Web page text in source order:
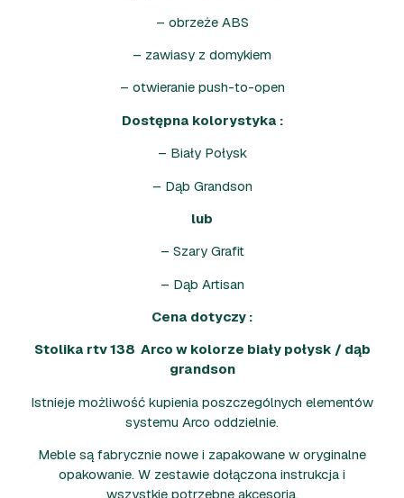
– obrzeże ABS
– zawiasy z domykiem
– otwieranie push-to-open
Dostępna kolorystyka :
– Biały Połysk
– Dąb Grandson
lub
– Szary Grafit
– Dąb Artisan
Cena dotyczy :
Stolika rtv 138 Arco w kolorze biały połysk / dąb
grandson
Istnieje możliwość kupienia poszczególnych elementów
systemu Arco oddzielnie.
Meble są fabrycznie nowe i zapakowane w oryginalne
opakowanie. W zestawie dołączona instrukcja i
wszystkie potrzebne akcesoria.